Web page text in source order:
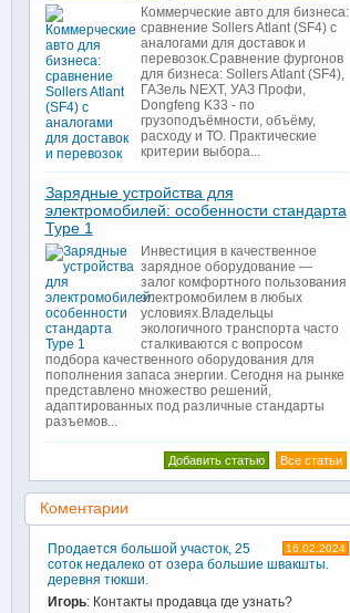
Коммерческие авто для бизнеса:
сравнение Sollers Atlant (SF4) с
аналогами для доставок и
перевозок.Сравнение фургонов
для бизнеса: Sollers Atlant (SF4),
ГАЗель NEXT, УАЗ Профи,
Dongfeng K33 - по
грузоподъёмности, объёму,
расходу и ТО. Практические
критерии выбора...
Зарядные устройства для
электромобилей: особенности стандарта
Type 1
Инвестиция в качественное
зарядное оборудование —
залог комфортного пользования
электромобилем в любых
условиях.Владельцы
экологичного транспорта часто
сталкиваются с вопросом
подбора качественного оборудования для
пополнения запаса энергии. Сегодня на рынке
представлено множество решений,
адаптированных под различные стандарты
разъемов...
Все статьи
Добавить статью
Коментарии
16.02.2024
Продается большой участок, 25
соток недалеко от озера большие швакшты.
деревня тюкши.
Игорь: Контакты продавца где узнать?